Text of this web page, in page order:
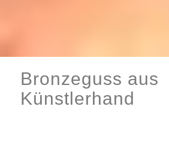
Bronzeguss aus
Künstlerhand